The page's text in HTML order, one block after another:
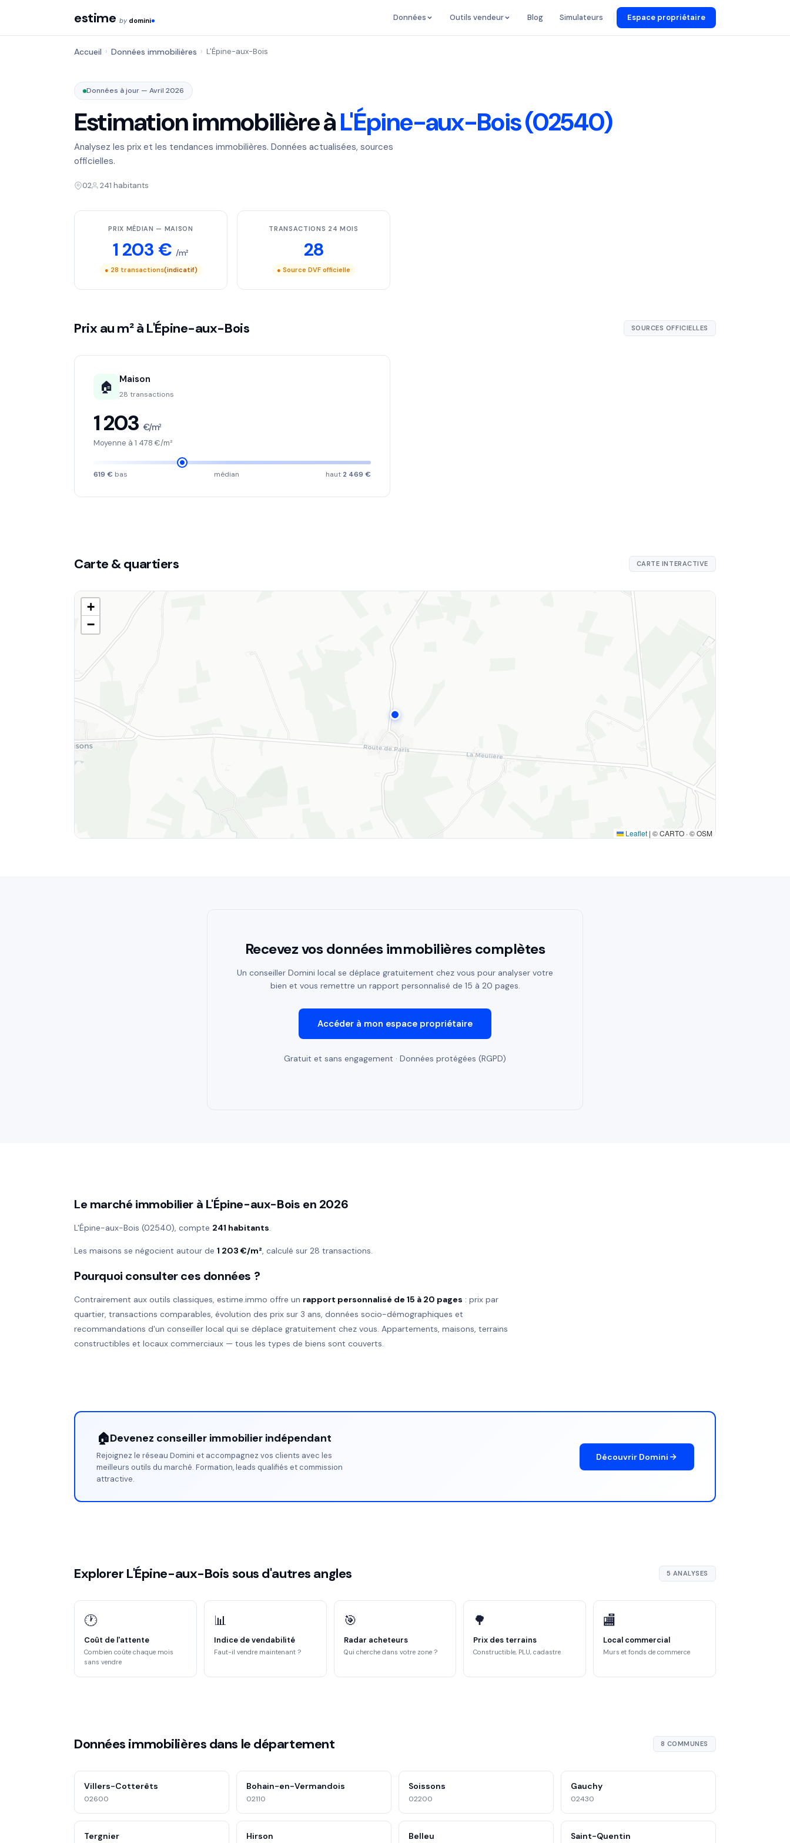
estime by domini Données Outils vendeur Blog Simulateurs Espace propriétaire
Accueil › Données immobilières › L'Épine-aux-Bois
Données à jour — Avril 2026
Estimation immobilière àL'Épine-aux-Bois (02540)
Analysez les prix et les tendances immobilières. Données actualisées, sources
officielles.
02 241 habitants
PRIX MÉDIAN — MAISON
1 203 € /m²
● 28 transactions(indicatif)
TRANSACTIONS 24 MOIS
28
● Source DVF officielle
Prix au m² à L'Épine-aux-Bois SOURCES OFFICIELLES
🏠 Maison
28 transactions
1 203 €/m²
Moyenne à 1 478 €/m²
619 € bas médian haut 2 469 €
Carte & quartiers CARTE INTERACTIVE
+
−
Leaflet | © CARTO · © OSM
Recevez vos données immobilières complètes
Un conseiller Domini local se déplace gratuitement chez vous pour analyser votre
bien et vous remettre un rapport personnalisé de 15 à 20 pages.
Accéder à mon espace propriétaire
Gratuit et sans engagement · Données protégées (RGPD)
Le marché immobilier à L'Épine-aux-Bois en 2026
L'Épine-aux-Bois (02540), compte 241 habitants.
Les maisons se négocient autour de 1 203 €/m², calculé sur 28 transactions.
Pourquoi consulter ces données ?
Contrairement aux outils classiques, estime.immo offre un rapport personnalisé de 15 à 20 pages : prix par
quartier, transactions comparables, évolution des prix sur 3 ans, données socio-démographiques et
recommandations d'un conseiller local qui se déplace gratuitement chez vous. Appartements, maisons, terrains
constructibles et locaux commerciaux — tous les types de biens sont couverts.
🏠Devenez conseiller immobilier indépendant
Rejoignez le réseau Domini et accompagnez vos clients avec les
meilleurs outils du marché. Formation, leads qualifiés et commission
attractive.
Découvrir Domini
Explorer L'Épine-aux-Bois sous d'autres angles 5 ANALYSES
🕐
Coût de l'attente
Combien coûte chaque mois
sans vendre
📊
Indice de vendabilité
Faut-il vendre maintenant ?
🎯
Radar acheteurs
Qui cherche dans votre zone ?
🌳
Prix des terrains
Constructible, PLU, cadastre
🏬
Local commercial
Murs et fonds de commerce
Données immobilières dans le département 8 COMMUNES
Villers-Cotterêts
02600
Bohain-en-Vermandois
02110
Soissons
02200
Gauchy
02430
Tergnier Hirson Belleu Saint-Quentin